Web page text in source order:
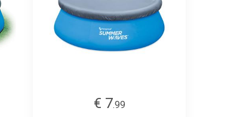
€ 7.99